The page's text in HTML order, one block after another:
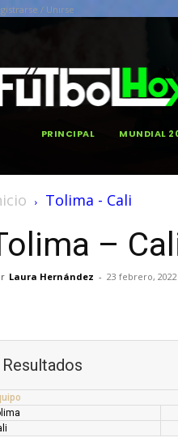
/ Unirse
PRINCIPAL MUNDIAL
Tolima - Cali
–
Laura Hernández - 23 febrero, 2022
Resultados